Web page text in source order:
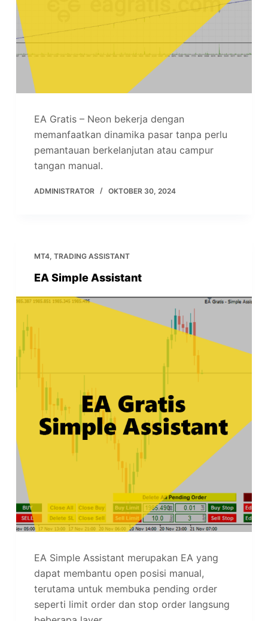
EA Gratis – Neon bekerja dengan
memanfaatkan dinamika pasar tanpa perlu
pemantauan berkelanjutan atau campur
tangan manual.
ADMINISTRATOR OKTOBER 30, 2024
MT4, TRADING ASSISTANT
EA Simple Assistant
EA Simple Assistant merupakan EA yang
dapat membantu open posisi manual,
terutama untuk membuka pending order
seperti limit order dan stop order langsung